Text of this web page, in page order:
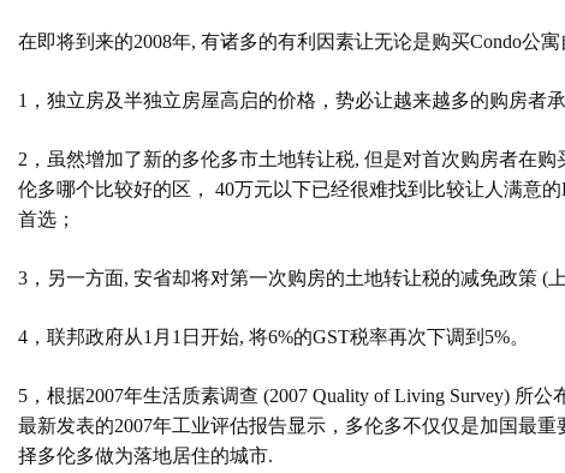
在即将到来的2008年, 有诸多的有利因素让无论是购买Condo公寓
1 ， 独立房及半独立房屋高启的价格 ， 势必让越来越多的购房者承
2 ， 虽然增加了新的多伦多市土地转让税, 但是对首次购房者在购
伦多哪个比较好的区， 40万元以下已经很难找到比较让人满意的
首选；
3 ， 另一方面, 安省却将对第一次购房的土地转让税的减免政策 (
4 ， 联邦政府从1 月 1 日开始, 将6%的GST税率再次下调到 5%。
5 ， 根据2007年生活质素调查 (2007 Quality of Living Survey) 所公
最新发表的2007年工业评估报告显示，多伦多不仅仅是加国最
择多伦多做为落地居住的城市.